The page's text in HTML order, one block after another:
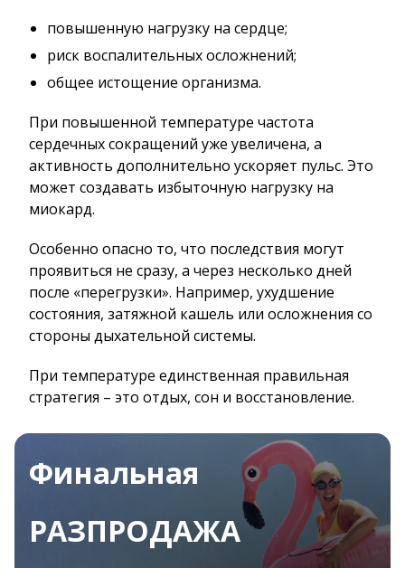
повышенную нагрузку на сердце;
риск воспалительных осложнений;
общее истощение организма.
При повышенной температуре частота
сердечных сокращений уже увеличена, а
активность дополнительно ускоряет пульс. Это
может создавать избыточную нагрузку на
миокард.
Особенно опасно то, что последствия могут
проявиться не сразу, а через несколько дней
после «перегрузки». Например, ухудшение
состояния, затяжной кашель или осложнения со
стороны дыхательной системы.
При температуре единственная правильная
стратегия – это отдых, сон и восстановление.
Финальная
РАЗПРОДАЖА